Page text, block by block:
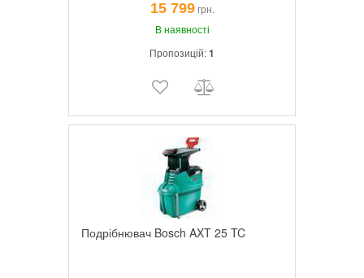
15 799грн.
В наявності
Пропозицій:1
Подрібнювач Bosch AXT 25 TC